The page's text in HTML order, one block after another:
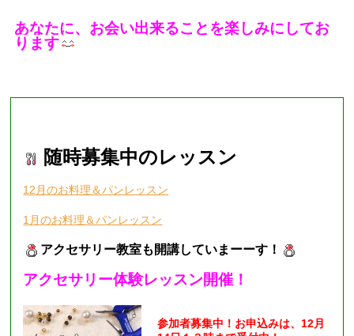
あなたに、お会い出来ることを楽しみにしてお
ります
随時募集中のレッスン
12月のお料理＆パンレッスン
1月のお料理＆パンレッスン
アクセサリー教室も開講していまーーす！
アクセサリー体験レッスン開催！
参加者募集中！お申込みは、12月